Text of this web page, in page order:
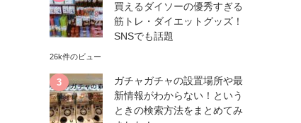
買えるダイソーの優秀すぎる
筋トレ・ダイエットグッズ！
SNSでも話題
26k件のビュー
ガチャガチャの設置場所や最
新情報がわからない！という
ときの検索方法をまとめてみ